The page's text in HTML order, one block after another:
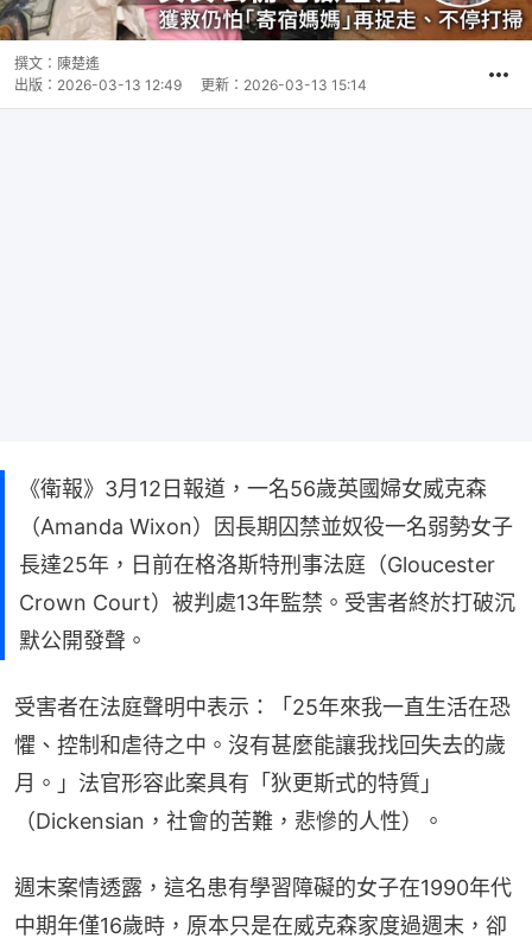
撰文： 陳楚遙
出版： 2026-03-13 12:49 更新： 2026-03-13 15:14
《衛報》3月12日報道，一名56歲英國婦女威克森
（Amanda Wixon）因長期囚禁並奴役一名弱勢女子
長達25年，日前在格洛斯特刑事法庭（Gloucester
Crown Court）被判處13年監禁。受害者終於打破沉
默公開發聲。
受害者在法庭聲明中表示：「25年來我一直生活在恐
懼、控制和虐待之中。沒有甚麼能讓我找回失去的歲
月。」法官形容此案具有「狄更斯式的特質」
（Dickensian，社會的苦難，悲慘的人性）。
週末案情透露，這名患有學習障礙的女子在1990年代
中期年僅16歲時，原本只是在威克森家度過週末，卻